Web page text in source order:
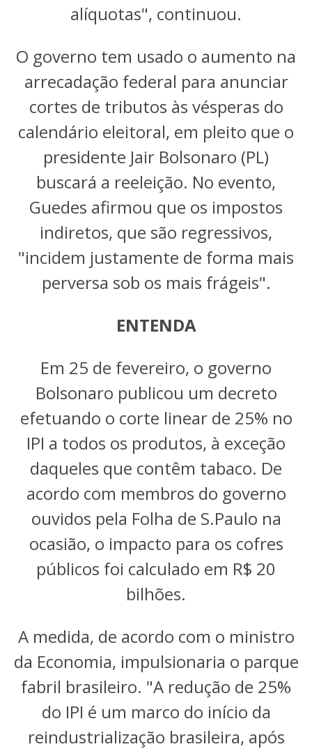
alíquotas", continuou.
O governo tem usado o aumento na
arrecadação federal para anunciar
cortes de tributos às vésperas do
calendário eleitoral, em pleito que o
presidente Jair Bolsonaro (PL)
buscará a reeleição. No evento,
Guedes afirmou que os impostos
indiretos, que são regressivos,
"incidem justamente de forma mais
perversa sob os mais frágeis".
ENTENDA
Em 25 de fevereiro, o governo
Bolsonaro publicou um decreto
efetuando o corte linear de 25% no
IPI a todos os produtos, à exceção
daqueles que contêm tabaco. De
acordo com membros do governo
ouvidos pela Folha de S.Paulo na
ocasião, o impacto para os cofres
públicos foi calculado em R$ 20
bilhões.
A medida, de acordo com o ministro
da Economia, impulsionaria o parque
fabril brasileiro. "A redução de 25%
do IPI é um marco do início da
reindustrialização brasileira, após